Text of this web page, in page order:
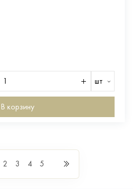
шт
В корзину
2 3 4 5